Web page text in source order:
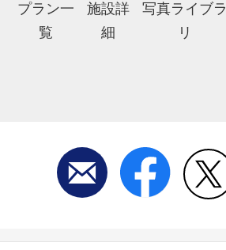
プラン一
覧
施設詳
細
写真ライブラ
リ